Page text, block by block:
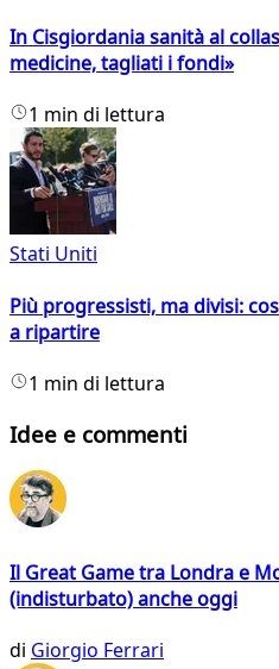
In Cisgiordania sanità al
medicine, tagliati i fondi»
1 min di lettura
Stati Uniti
Più progressisti, ma divisi:
a ripartire
1 min di lettura
Idee e commenti
Il Great Game tra Londra e
(indisturbato) anche oggi
di Giorgio Ferrari